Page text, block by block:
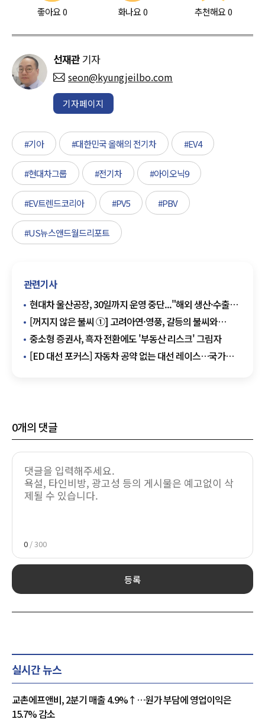
좋아요0 화나요0 추천해요 0
선재관 기자
seon@kyungjeilbo.com
기자페이지
#기아 #대한민국 올해의 전기차 #EV4
#현대차그룹 #전기차 #아이오닉9
#EV트렌드코리아 #PV5 #PBV
#US뉴스앤드월드리포트
관련기사
현대차 울산공장, 30일까지 운영 중단..."해외 생산·수출
물량 대체 탓"
[꺼지지 않은 불씨 ①] 고려아연·영풍, 갈등의 불씨와
복잡해지는 수싸움... MBK의 합류까지
중소형 증권사, 흑자 전환에도 '부동산 리스크' 그림자
[ED 대선 포커스] 자동차 공약 없는 대선 레이스…국가
0개의 댓글
0 / 300
등록
실시간 뉴스
교촌에프앤비, 2분기 매출 4.9%↑…원가 부담에 영업이익은
15.7% 감소